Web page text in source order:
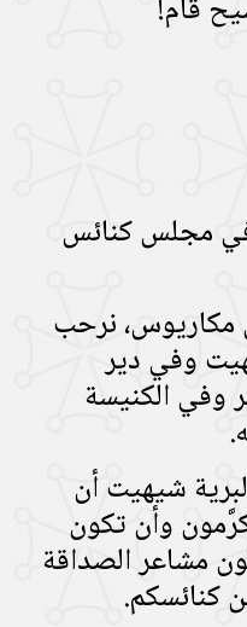
قام!
في مجلس كنائس
مكاريوس، نرحب
وفي دير
وفي الكنيسة
شيهيت أن
وأن تكون
مشاعر الصداقة
كنائسكم.